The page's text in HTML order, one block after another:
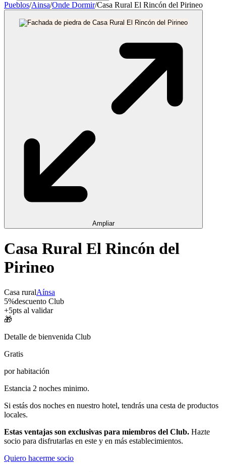
Pueblos/Ainsa/Onde Dormir/Casa Rural El Rincón del Pirineo
Ampliar
Casa Rural El Rincón del
Pirineo
Casa ruralAínsa
5%descuento Club
+5pts al validar
🎁
Detalle de bienvenida Club
Gratis
por habitación
Estancia 2 noches minimo.
Si estás dos noches en nuestro hotel, tendrás una cesta de productos
locales.
Estas ventajas son exclusivas para miembros del Club. Hazte
socio para disfrutarlas en este y en más establecimientos.
Quiero hacerme socio